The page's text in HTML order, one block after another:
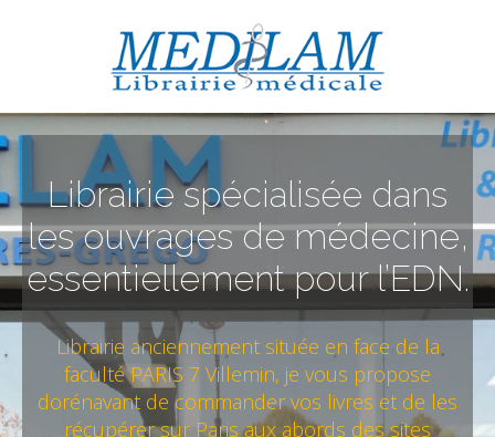
Librairie spécialisée dans
les ouvrages de médecine,
essentiellement pour l’EDN.
Librairie anciennement située en face de la
faculté PARIS 7 Villemin, je vous propose
dorénavant de commander vos livres et de les
récupérer sur Paris aux abords des sites